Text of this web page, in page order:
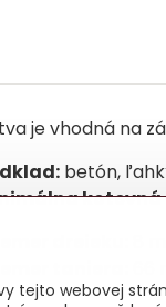
je vhodná na
betón,
kotevná
tejto webovej